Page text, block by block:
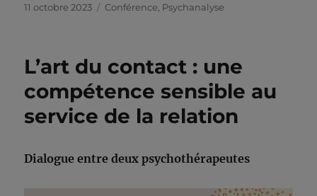
Publié
11 octobre 2023 Catégories
Conférence Psychanalyse
L’art du contact : une
compétence sensible au
service de la relation
Dialogue entre deux psychothérapeutes